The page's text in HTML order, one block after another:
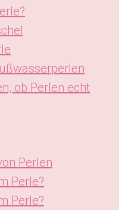
ob Perlen echt
Perlen
Perle?
Perle?